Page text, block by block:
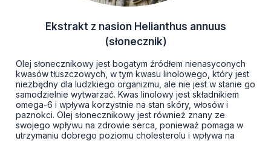
Ekstrakt z nasion Helianthus annuus
(słonecznik)
Olej słonecznikowy jest bogatym źródłem nienasyconych
kwasów tłuszczowych, w tym kwasu linolowego, który jest
niezbędny dla ludzkiego organizmu, ale nie jest w stanie go
samodzielnie wytwarzać. Kwas linolowy jest składnikiem
omega-6 i wpływa korzystnie na stan skóry, włosów i
paznokci. Olej słonecznikowy jest również znany ze
swojego wpływu na zdrowie serca, ponieważ pomaga w
utrzymaniu dobrego poziomu cholesterolu i wpływa na